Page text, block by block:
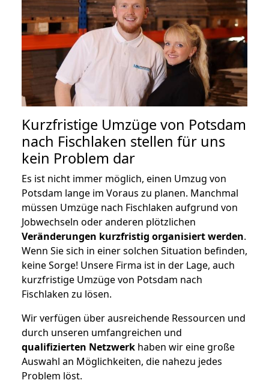
Kurzfristige Umzüge von Potsdam
nach Fischlaken stellen für uns
kein Problem dar
Es ist nicht immer möglich, einen Umzug von
Potsdam lange im Voraus zu planen. Manchmal
müssen Umzüge nach Fischlaken aufgrund von
Jobwechseln oder anderen plötzlichen
Veränderungen kurzfristig organisiert werden.
Wenn Sie sich in einer solchen Situation befinden,
keine Sorge! Unsere Firma ist in der Lage, auch
kurzfristige Umzüge von Potsdam nach
Fischlaken zu lösen.
Wir verfügen über ausreichende Ressourcen und
durch unseren umfangreichen und
qualifizierten Netzwerk haben wir eine große
Auswahl an Möglichkeiten, die nahezu jedes
Problem löst.